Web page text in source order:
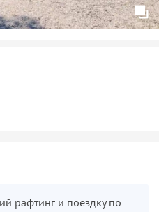
рафтинг и поездку по